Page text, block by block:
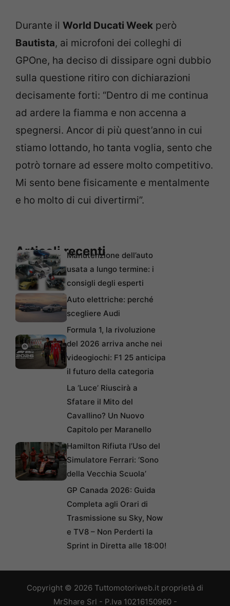
Durante il World Ducati Week però
Bautista, ai microfoni dei colleghi di
GPOne, ha deciso di dissipare ogni dubbio
sulla questione ritiro con dichiarazioni
decisamente forti: “Dentro di me continua
ad ardere la fiamma e non accenna a
spegnersi. Ancor di più quest’anno in cui
stiamo lottando, ho tanta voglia, sento che
potrò tornare ad essere molto competitivo.
Mi sento bene fisicamente e mentalmente
e ho molto di cui divertirmi”.
Articoli recentiManutenzione dell’auto
usata a lungo termine: i
consigli degli esperti
Auto elettriche: perché
scegliere Audi
Formula 1, la rivoluzione
del 2026 arriva anche nei
videogiochi: F1 25 anticipa
il futuro della categoria
La ‘Luce’ Riuscirà a
Sfatare il Mito del
Cavallino? Un Nuovo
Capitolo per Maranello
Hamilton Rifiuta l’Uso del
Simulatore Ferrari: ‘Sono
della Vecchia Scuola’
GP Canada 2026: Guida
Completa agli Orari di
Trasmissione su Sky, Now
e TV8 – Non Perderti la
Sprint in Diretta alle 18:00!
Copyright © 2026 Tuttomotoriweb.it proprietà di
MrShare Srl - P.Iva 10216150960 -